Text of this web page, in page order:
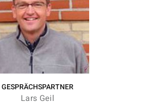
GESPRÄCHSPARTNER
Lars Geil